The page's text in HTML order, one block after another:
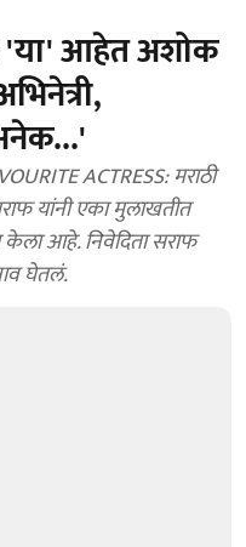
'या' आहेत अशोक
ACTRESS: मराठी
यांनी एका मुलाखतीत
केला आहे. निवेदिता सराफ
घेतलं.